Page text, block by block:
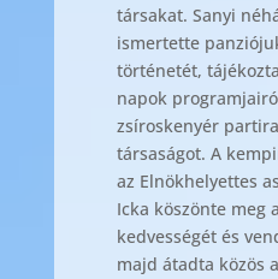
társakat. Sanyi
ismertette
történetét,
napok
zsíroskenyér
társaságot. A
az Elnökhelyettes
Icka köszönte meg
kedvességét és
majd átadta közös